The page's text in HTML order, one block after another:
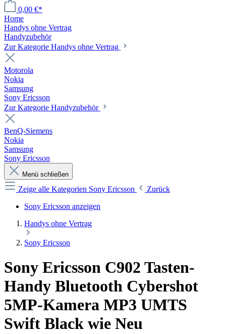
0,00 €*
Home
Handys ohne Vertrag
Handyzubehör
Zur Kategorie Handys ohne Vertrag
Motorola
Nokia
Samsung
Sony Ericsson
Zur Kategorie Handyzubehör
BenQ-Siemens
Nokia
Samsung
Sony Ericsson
Menü schließen
Zeige alle Kategorien Sony Ericsson
Zurück
Sony Ericsson anzeigen
Handys ohne Vertrag
Sony Ericsson
Sony Ericsson C902 Tasten-
Handy Bluetooth Cybershot
5MP-Kamera MP3 UMTS
Swift Black wie Neu